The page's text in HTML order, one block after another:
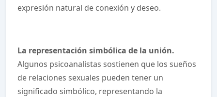
expresión natural de conexión y deseo.
La representación simbólica de la unión.
Algunos psicoanalistas sostienen que los sueños
de relaciones sexuales pueden tener un
significado simbólico, representando la